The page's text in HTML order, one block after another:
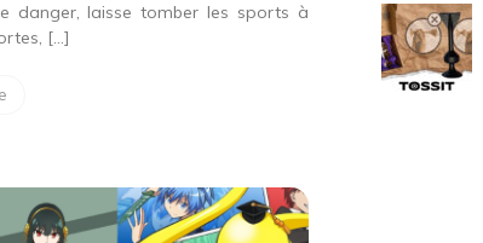
danger, laisse tomber les sports à
[…]